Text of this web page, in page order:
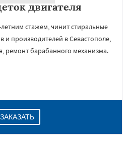
двигателя
стажем, чинит стиральные
и производителей в Севастополе,
ремонт барабанного механизма.
ЗАКАЗАТЬ